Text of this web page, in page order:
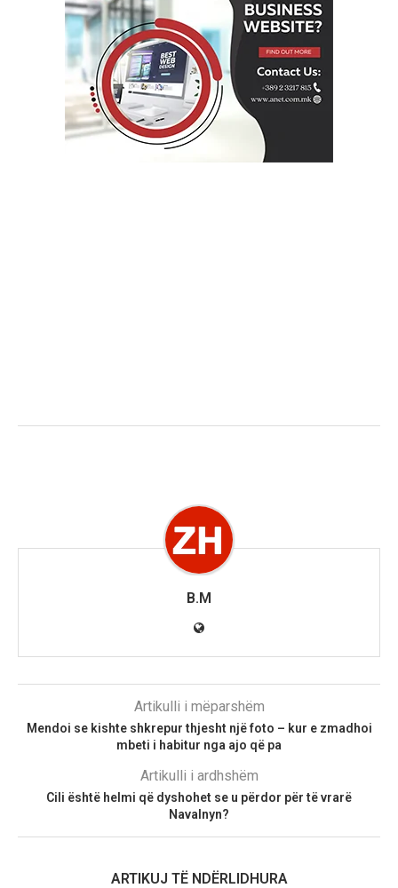
B.M
Artikulli i mëparshëm
Mendoi se kishte shkrepur thjesht një foto – kur e zmadhoi
mbeti i habitur nga ajo që pa
Artikulli i ardhshëm
Cili është helmi që dyshohet se u përdor për të vrarë
Navalnyn?
ARTIKUJ TË NDËRLIDHURA